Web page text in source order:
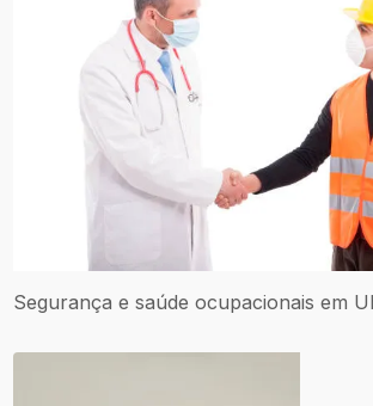
Segurança e saúde ocupacionais em